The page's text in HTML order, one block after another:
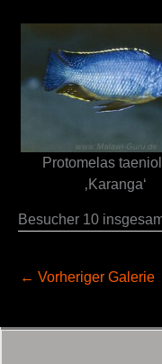
Protomelas
‚Karanga‘
Besucher 10
← Vorheriger Galerie